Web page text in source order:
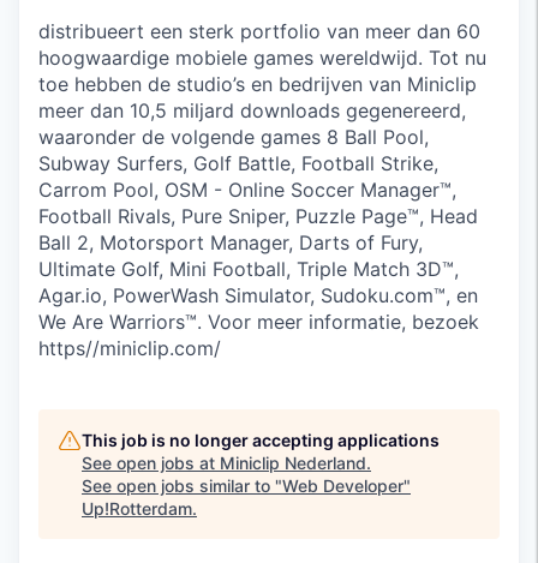
distribueert een sterk portfolio van meer dan 60
hoogwaardige mobiele games wereldwijd. Tot nu
toe hebben de studio’s en bedrijven van Miniclip
meer dan 10,5 miljard downloads gegenereerd,
waaronder de volgende games 8 Ball Pool,
Subway Surfers, Golf Battle, Football Strike,
Carrom Pool, OSM - Online Soccer Manager™,
Football Rivals, Pure Sniper, Puzzle Page™, Head
Ball 2, Motorsport Manager, Darts of Fury,
Ultimate Golf, Mini Football, Triple Match 3D™,
Agar.io, PowerWash Simulator, Sudoku.com™, en
We Are Warriors™. Voor meer informatie, bezoek
https//miniclip.com/
This job is no longer accepting applications
See open jobs at Miniclip Nederland.
See open jobs similar to "Web Developer"
Up!Rotterdam.